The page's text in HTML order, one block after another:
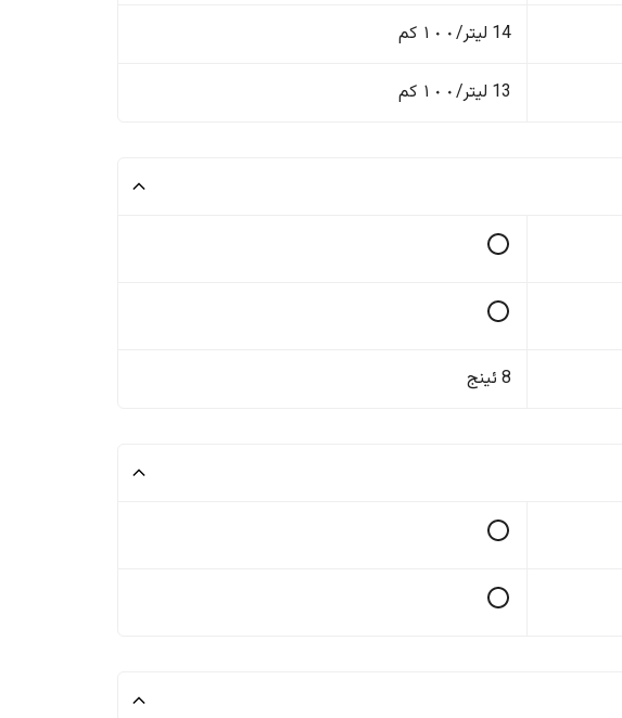
14 لیتر/١٠٠ کم
13 لیتر/١٠٠ کم
8 ئینج